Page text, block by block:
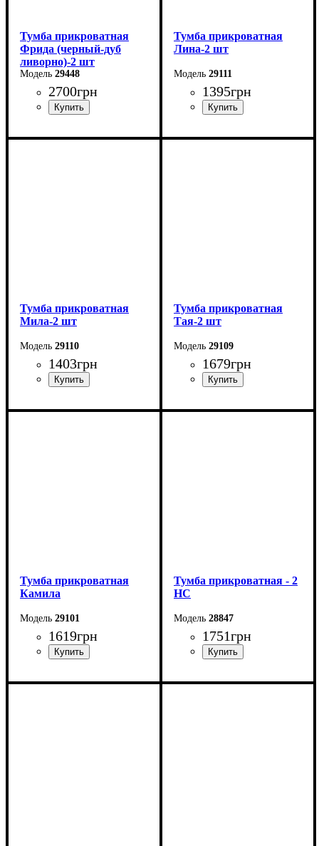
Тумба прикроватная
Фрида (черный-дуб
ливорно)-2 шт
29448
2700грн
Ширина: 40 см
Тумба прикроватная
Лина-2 шт
29111
1395грн
Ширина: 48 см
Тумба прикроватная
Мила-2 шт
29110
1403грн
Ширина: 45 см
Тумба прикроватная
Тая-2 шт
29109
1679грн
Ширина: 55 см
Тумба прикроватная
Камила
29101
1619грн
Ширина: 50 см
Тумба прикроватная - 2
НС
28847
1751грн
Ширина: 40 см